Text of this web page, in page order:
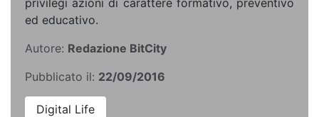
privilegi azioni di carattere formativo, preventivo
ed educativo.
Autore: Redazione BitCity
Pubblicato il: 22/09/2016
Digital Life